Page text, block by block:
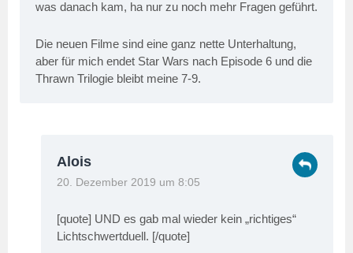
was danach kam, ha nur zu noch mehr Fragen geführt.
Die neuen Filme sind eine ganz nette Unterhaltung,
aber für mich endet Star Wars nach Episode 6 und die
Thrawn Trilogie bleibt meine 7-9.
Alois
20. Dezember 2019 um 8:05
[quote] UND es gab mal wieder kein „richtiges“
Lichtschwertduell. [/quote]